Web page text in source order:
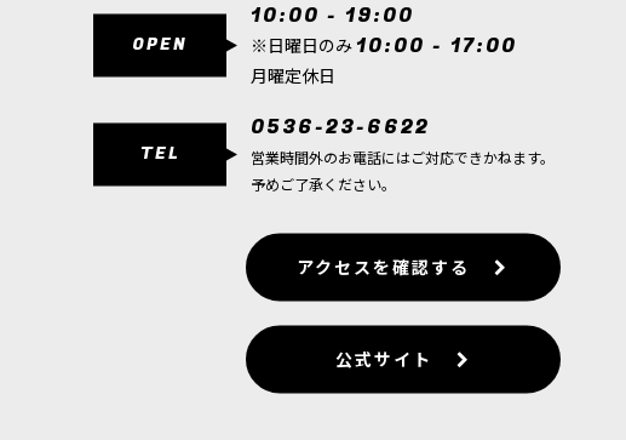
(税込)
3点
こちらは、送料無料・会員割引・クーポン割引対象外の
[週刊ウォーハンマー] コンバットパトロール 6号 [
(税込)
こちらは、送料無料・会員割引・クーポン割引対象外の
通してこの世界…
[週刊ウォーハンマー] コンバットパトロール 8号(PART 2/2)
(税込)
OPEN
10:00 - 19:00
※日曜日のみ 10:00 - 17:00
月曜定休日
TEL
0536-23-6622
営業時間外のお電話にはご対応できかねます。
予めご了承ください。
アクセスを確認する
公式サイト